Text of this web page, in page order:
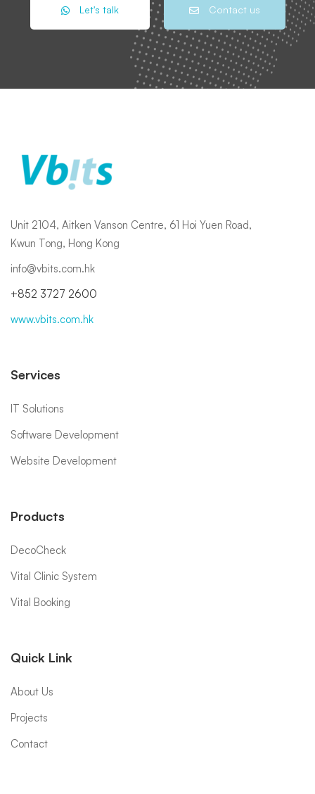
Let's talk Contact us
Unit 2104, Aitken Vanson Centre, 61 Hoi Yuen Road,
Kwun Tong, Hong Kong
info@vbits.com.hk
+852 3727 2600
www.vbits.com.hk
Services
IT Solutions
Software Development
Website Development
Products
DecoCheck
Vital Clinic System
Vital Booking
Quick Link
About Us
Projects
Contact